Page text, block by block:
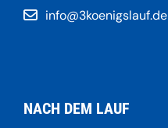
info@3koenigslauf.de
NACH DEM LAUF